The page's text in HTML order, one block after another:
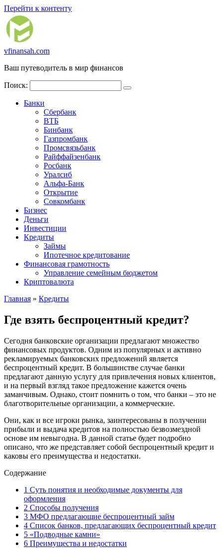
Перейти к контенту
vfinansah.com
Ваш путеводитель в мир финансов
Поиск:
Банки
Сбербанк
ВТБ
Бинбанк
Газпромбанк
Промсвязьбанк
Райффайзенбанк
Росбанк
Уралсиб
Альфа-Банк
Открытие
Совкомбанк
Бизнес
Деньги
Инвестиции
Кредиты
Займы
Ипотечное кредитование
Финансовая грамотность
Управление семейным бюджетом
Криптовалюта
Главная » Кредиты
Где взять беспроцентный кредит?
Сегодня банковские организации предлагают множество
финансовых продуктов. Одним из популярных и активно
рекламируемых банковских предложений является
беспроцентный кредит. В большинстве случае банки
предлагают данную услугу для привлечения новых клиентов,
и на первый взгляд такое предложение кажется очень
заманчивым. Однако, стоит помнить о том, что банки – это не
благотворительные организации, а коммерческие.
Они, как и все игроки рынка, заинтересованы в получении
прибыли и выдача кредитов на полностью безвозмездной
основе им невыгодна. В данной статье будет подробно
описано, что же представляет собой беспроцентный кредит и
каковы его преимущества и недостатки.
Содержание
1 Суть понятия и необходимые документы для
оформления
2 Способы получения
3 МФО предлагающие беспроцентный займ
4 Список банков, предлагающих беспроцентный кредит
5 «Подводные камни»
6 Преимущества и недостатки